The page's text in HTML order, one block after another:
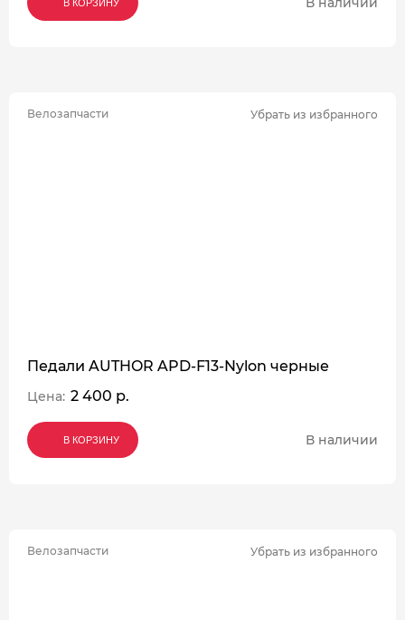
В КОРЗИНУ
В КОРЗИНУ
В КОРЗИНУ
Велозапчасти Убрать из избранного
Педали AUTHOR APD-F13-Nylon черные
Цена: 2 400 р.
В КОРЗИНУ
В КОРЗИНУ
В КОРЗИНУ В наличии
Велозапчасти Убрать из избранного